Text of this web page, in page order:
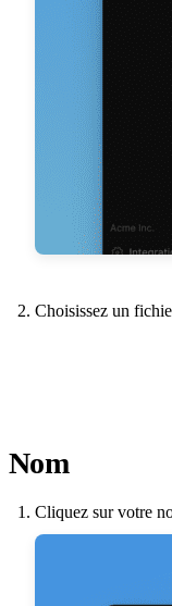
Choisissez un
Nom
Cliquez sur votre